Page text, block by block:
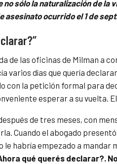
no sólo la naturalización de
asesinato ocurrido el 1 de
”
de las oficinas de Milman a
varios días que quería
con la petición formal para
esperar a su vuelta.
de tres meses, con
Cuando el abogado
le habría empezado a
qué querés declarar?.